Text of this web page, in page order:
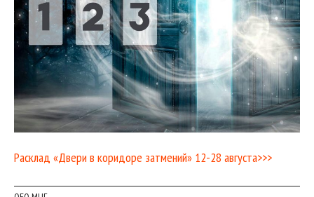
Расклад «Двери в коридоре затмений» 12-28 августа>>>